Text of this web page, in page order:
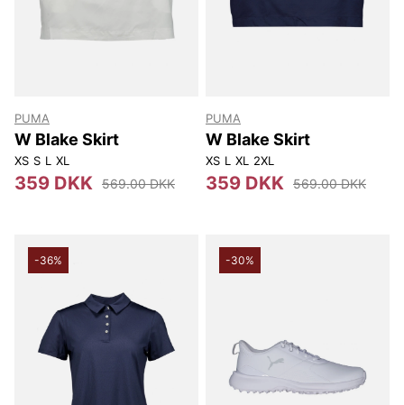
PUMA
W Blake Skirt
XS S L XL
359 DKK 569.00 DKK
PUMA
W Blake Skirt
XS L XL 2XL
359 DKK 569.00 DKK
-36% -30%